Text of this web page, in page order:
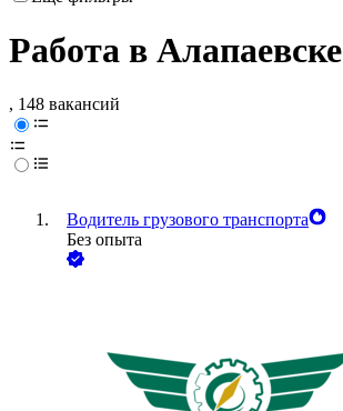
Работа в Алапаевске
, 148 вакансий
Водитель грузового транспорта
Без опыта